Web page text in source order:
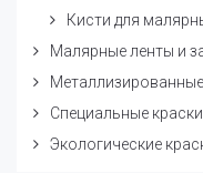
Кисти для
Малярные ленты и
Специальные краски
Экологические